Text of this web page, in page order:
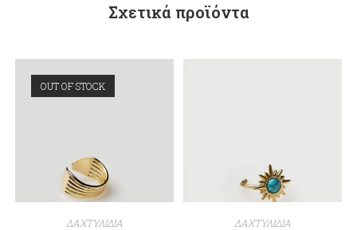
Σχετικά προϊόντα
OUT OF STOCK
ΔΑΧΤΥΛΙΔΙΑ ΔΑΧΤΥΛΙΔΙΑ